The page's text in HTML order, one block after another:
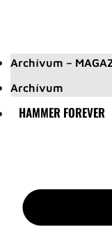
Archívum –
Archívum
HAMMER FOREVER